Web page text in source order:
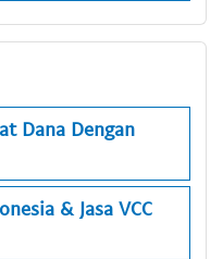
Dana Dengan
& Jasa VCC